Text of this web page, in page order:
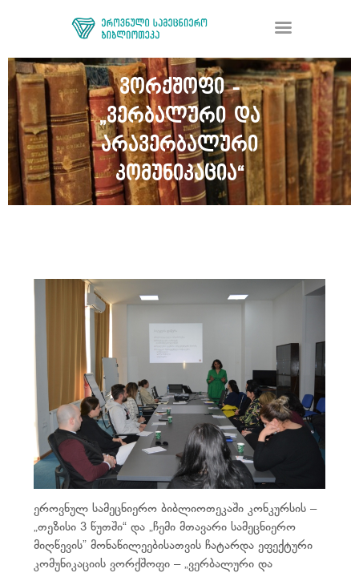
ვორქშოფი -
„ვერბალური და
არავერბალური
კომუნიკაცია“
ᲑᲘᲑᲚᲘᲝᲗᲔᲙᲐ
ᲛᲝᲛᲡᲐᲮᲣᲠᲔᲑᲐ
ᲦᲘᲐ ᲛᲔᲪᲜᲘᲔᲠᲔᲑᲐ
ᲠᲔᲡᲣᲠᲡᲘ
ეროვნულ სამეცნიერო ბიბლიოთეკაში კონკურსის –
„თეზისი 3 წუთში“ და „ჩემი მთავარი სამეცნიერო
მიღწევის” მონაწილეებისათვის ჩატარდა ეფექტური
კომუნიკაციის ვორქშოფი – „ვერბალური და